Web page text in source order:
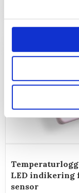
LED indikering
sensor